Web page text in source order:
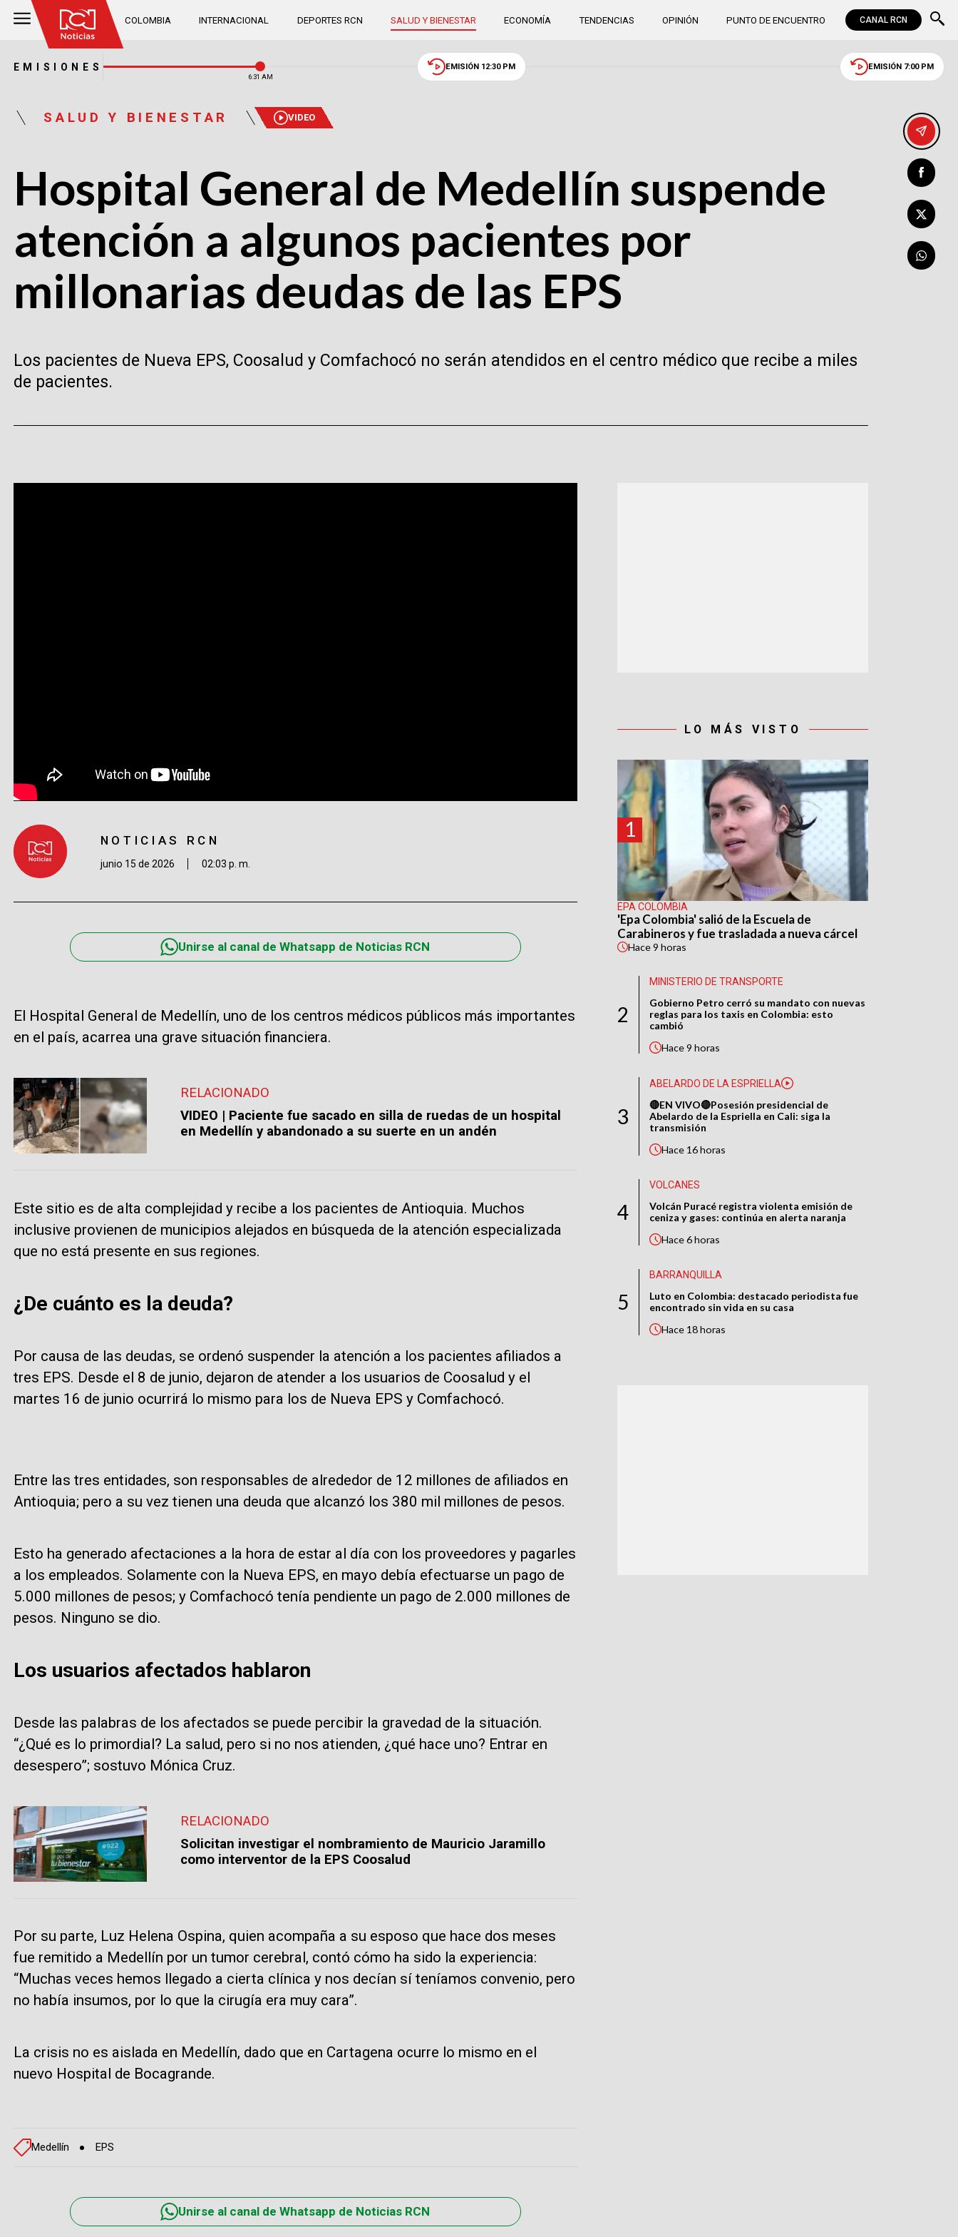
COLOMBIA INTERNACIONAL DEPORTES RCN SALUD Y BIENESTAR ECONOMÍA TENDENCIAS OPINIÓN PUNTO DE ENCUENTRO CANAL RCN
EMISIONES
6:31 AM
EMISIÓN 12:30 PM EMISIÓN 7:00 PM
SALUD Y BIENESTAR VIDEO
Hospital General de Medellín suspende
atención a algunos pacientes por
millonarias deudas de las EPS
Los pacientes de Nueva EPS, Coosalud y Comfachocó no serán atendidos en el centro médico que recibe a miles
de pacientes.
NOTICIAS RCN
junio 15 de 2026 02:03 p. m.
Unirse al canal de Whatsapp de Noticias RCN
El Hospital General de Medellín, uno de los centros médicos públicos más importantes
en el país, acarrea una grave situación financiera.
RELACIONADO
VIDEO | Paciente fue sacado en silla de ruedas de un hospital
en Medellín y abandonado a su suerte en un andén
Este sitio es de alta complejidad y recibe a los pacientes de Antioquia. Muchos
inclusive provienen de municipios alejados en búsqueda de la atención especializada
que no está presente en sus regiones.
¿De cuánto es la deuda?
Por causa de las deudas, se ordenó suspender la atención a los pacientes afiliados a
tres EPS. Desde el 8 de junio, dejaron de atender a los usuarios de Coosalud y el
martes 16 de junio ocurrirá lo mismo para los de Nueva EPS y Comfachocó.
Entre las tres entidades, son responsables de alrededor de 12 millones de afiliados en
Antioquia; pero a su vez tienen una deuda que alcanzó los 380 mil millones de pesos.
Esto ha generado afectaciones a la hora de estar al día con los proveedores y pagarles
a los empleados. Solamente con la Nueva EPS, en mayo debía efectuarse un pago de
5.000 millones de pesos; y Comfachocó tenía pendiente un pago de 2.000 millones de
pesos. Ninguno se dio.
Los usuarios afectados hablaron
Desde las palabras de los afectados se puede percibir la gravedad de la situación.
“¿Qué es lo primordial? La salud, pero si no nos atienden, ¿qué hace uno? Entrar en
desespero”; sostuvo Mónica Cruz.
RELACIONADO
Solicitan investigar el nombramiento de Mauricio Jaramillo
como interventor de la EPS Coosalud
Por su parte, Luz Helena Ospina, quien acompaña a su esposo que hace dos meses
fue remitido a Medellín por un tumor cerebral, contó cómo ha sido la experiencia:
“Muchas veces hemos llegado a cierta clínica y nos decían sí teníamos convenio, pero
no había insumos, por lo que la cirugía era muy cara”.
La crisis no es aislada en Medellín, dado que en Cartagena ocurre lo mismo en el
nuevo Hospital de Bocagrande.
Medellín EPS
Unirse al canal de Whatsapp de Noticias RCN
LO MÁS VISTO
1
EPA COLOMBIA
'Epa Colombia' salió de la Escuela de
Carabineros y fue trasladada a nueva cárcel
Hace9 horas
2
MINISTERIO DE TRANSPORTE
Gobierno Petro cerró su mandato con nuevas
reglas para los taxis en Colombia: esto
cambió
Hace9 horas
3
ABELARDO DE LA ESPRIELLA
🔴EN VIVO🔴Posesión presidencial de
Abelardo de la Espriella en Cali: siga la
transmisión
Hace 16 horas
4
VOLCANES
Volcán Puracé registra violenta emisión de
ceniza y gases: continúa en alerta naranja
Hace6 horas
5
BARRANQUILLA
Luto en Colombia: destacado periodista fue
encontrado sin vida en su casa
Hace 18 horas